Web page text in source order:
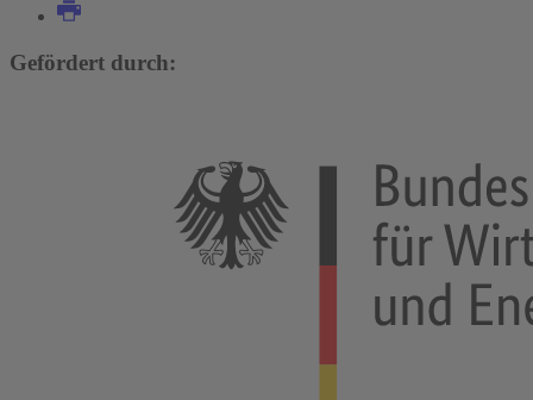
Gefördert durch: